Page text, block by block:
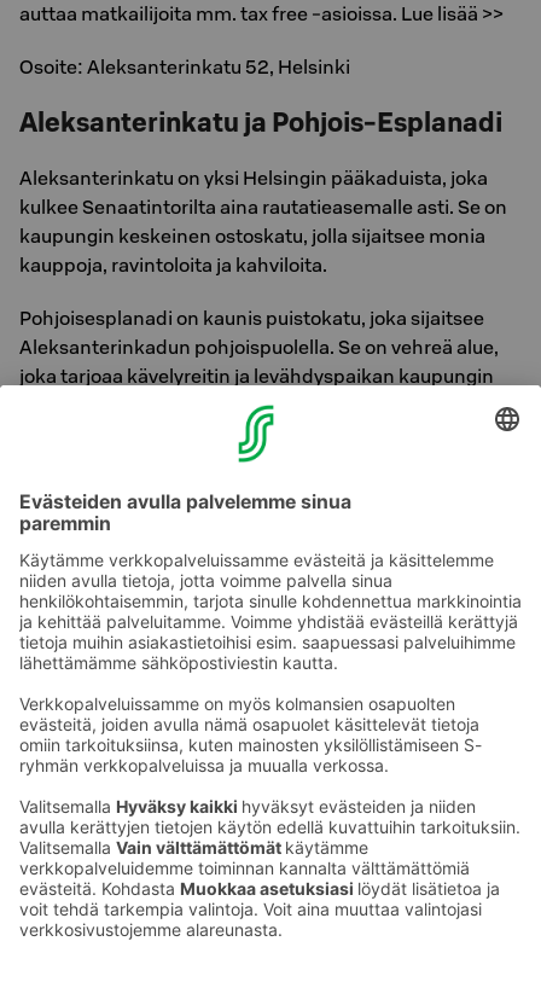
auttaa matkailijoita mm. tax free -asioissa. Lue lisää >>
Osoite: Aleksanterinkatu 52, Helsinki
Aleksanterinkatu ja Pohjois-Esplanadi
Aleksanterinkatu on yksi Helsingin pääkaduista, joka
kulkee Senaatintorilta aina rautatieasemalle asti. Se on
kaupungin keskeinen ostoskatu, jolla sijaitsee monia
kauppoja, ravintoloita ja kahviloita.
Pohjoisesplanadi on kaunis puistokatu, joka sijaitsee
Aleksanterinkadun pohjoispuolella. Se on vehreä alue,
joka tarjoaa kävelyreitin ja levähdyspaikan kaupungin
keskustassa. Pohjoisesplanadi yhdistää Senaatintorin ja
Rautatientorin ja on suosittu paikka niin paikallisten kuin
turistienkin keskuudessa.
Molemmat kadut tarjoavat mahdollisuuden nauttia niin
Kuva: Amos Rex
Ota yhteyttä
Hotellien yhteystiedot
Asiakaspalvelun yhteystiedot›
Palaute
Anna palautetta
Sokos Hotels uutiskirje
Tilaa uutiskirje
Saat Sokos Hotellien uusimmat
edut ja uutiset sähköpostiisi
kuukausittain.
Palkinnot ja sertifikaatit
Sokos Hotels somessa
Sokos Hotels
Facebookissa
Sokos Hotels
Sokos
Hotels
Sokos
Hotels